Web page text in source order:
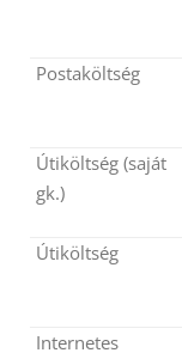
Postaköltség
Útiköltség (saját
gk.)
Útiköltség
Internetes